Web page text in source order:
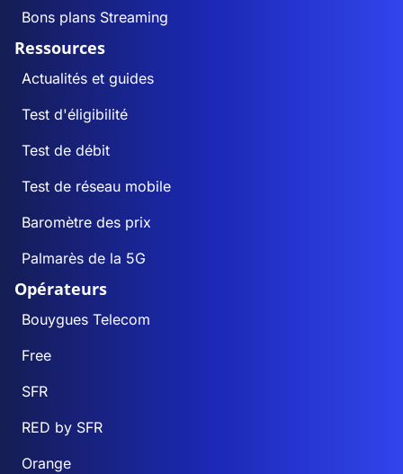
Bons plans Streaming
Ressources
Actualités et guides
Test d'éligibilité
Test de débit
Test de réseau mobile
Baromètre des prix
Palmarès de la 5G
Opérateurs
Bouygues Telecom
Free
SFR
RED by SFR
Orange